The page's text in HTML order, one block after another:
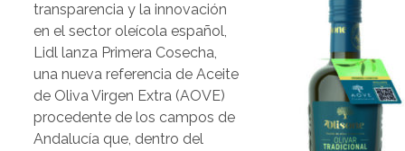
transparencia y la innovación
en el sector oleícola español,
Lidl lanza Primera Cosecha,
una nueva referencia de Aceite
de Oliva Virgen Extra (AOVE)
procedente de los campos de
Andalucía que, dentro del